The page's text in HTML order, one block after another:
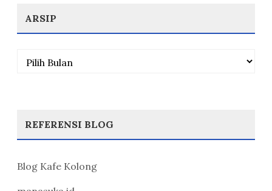
ARSIP
Arsip
REFERENSI BLOG
Blog Kafe Kolong